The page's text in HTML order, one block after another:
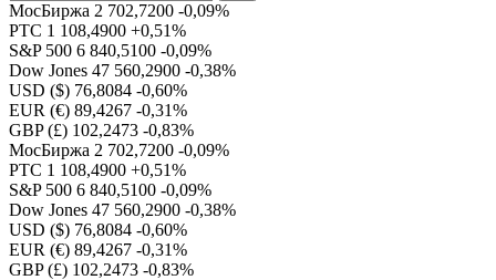
МосБиржа 2 702,7200 -0,09%
РТС 1 108,4900 +0,51%
S&P 500 6 840,5100 -0,09%
Dow Jones 47 560,2900 -0,38%
USD ($) 76,8084 -0,60%
EUR (€) 89,4267 -0,31%
GBP (£) 102,2473 -0,83%
МосБиржа 2 702,7200 -0,09%
РТС 1 108,4900 +0,51%
S&P 500 6 840,5100 -0,09%
Dow Jones 47 560,2900 -0,38%
USD ($) 76,8084 -0,60%
EUR (€) 89,4267 -0,31%
GBP (£) 102,2473 -0,83%